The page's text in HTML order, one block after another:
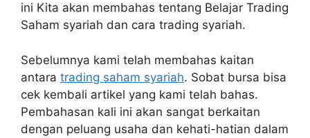
ini Kita akan membahas tentang Belajar Trading
Saham syariah dan cara trading syariah.
Sebelumnya kami telah membahas kaitan
antara trading saham syariah. Sobat bursa bisa
cek kembali artikel yang kami telah bahas.
Pembahasan kali ini akan sangat berkaitan
dengan peluang usaha dan kehati-hatian dalam